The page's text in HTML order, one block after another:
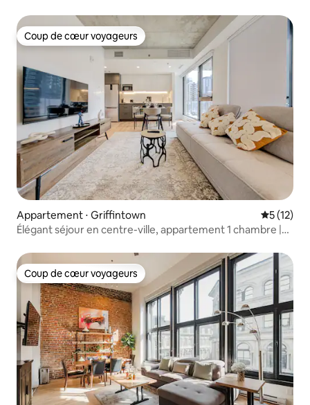
Coup de cœur voyageurs
Coup de cœur voyageurs
Appartement ⋅ Griffintown
5 (12)
Élégant séjour en centre-ville, appartement 1 chambre |
Coup de cœur voyageurs
Coup de cœur voyageurs